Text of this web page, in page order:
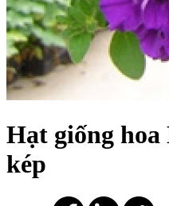
Hạt giống hoa
kép